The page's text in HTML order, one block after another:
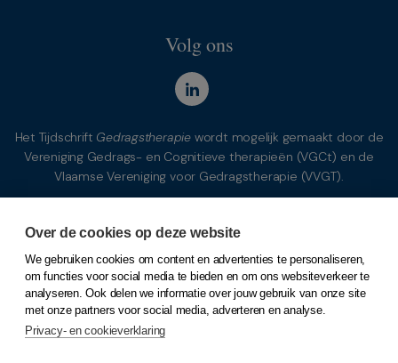
Volg ons
Het Tijdschrift Gedragstherapie wordt mogelijk gemaakt door de
Vereniging Gedrags- en Cognitieve therapieën (VGCt) en de
Vlaamse Vereniging voor Gedragstherapie (VVGT).
Over de cookies op deze website
We gebruiken cookies om content en advertenties te personaliseren,
om functies voor social media te bieden en om ons websiteverkeer te
analyseren. Ook delen we informatie over jouw gebruik van onze site
met onze partners voor social media, adverteren en analyse.
Privacy- en cookieverklaring